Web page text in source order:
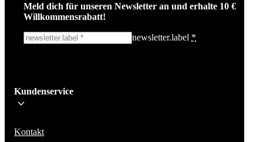
Meld dich für unseren Newsletter an und erhalte 10 €
Willkommensrabatt!
newsletter.label *
Bleib auf dem Laufenden über die neuesten Nachrichten, Kampagnen
Aktionen. Wir geben deine E-Mail-Adresse nicht weiter und versenden
Kundenservice
Kontakt